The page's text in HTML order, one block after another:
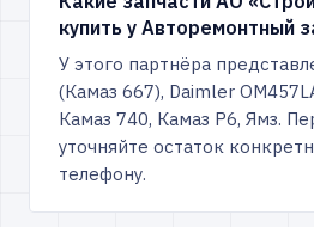
купить у Авторемонтный
У этого партнёра
(Камаз 667), Daimler
Камаз 740, Камаз Р6, Ямз.
уточняйте остаток
телефону.